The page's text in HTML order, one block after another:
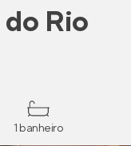
do Rio
1 banheiro